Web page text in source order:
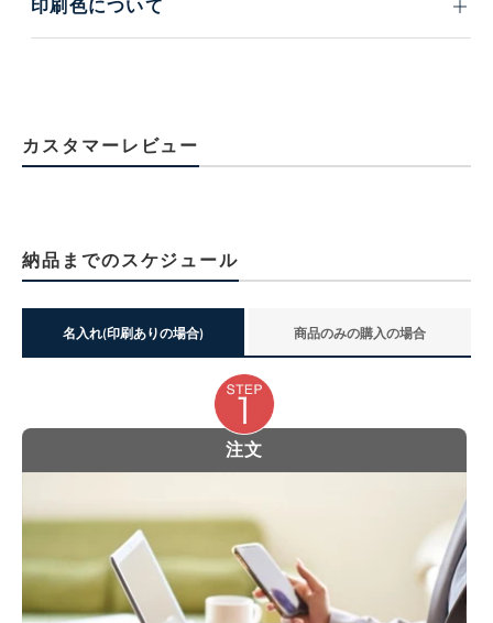
印刷色について
カスタマーレビュー
納品までのスケジュール
名入れ(印刷ありの場合) 商品のみの購入の場合
注文